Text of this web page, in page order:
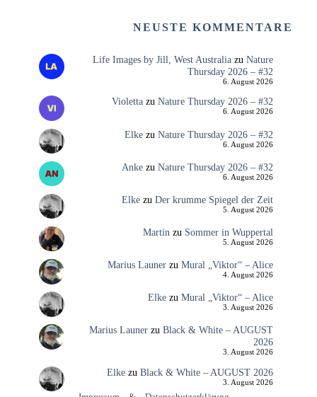
NEUSTE KOMMENTARE
Life Images by Jill, West Australiazu Nature
Thursday 2026 – #32
6. August 2026
Violettazu Nature Thursday 2026 – #32
6. August 2026
Elkezu Nature Thursday 2026 – #32
6. August 2026
Ankezu Nature Thursday 2026 – #32
6. August 2026
Elkezu Der krumme Spiegel der Zeit
5. August 2026
Martin zu Sommer in Wuppertal
5. August 2026
Marius Launerzu Mural „Viktor“ – Alice
4. August 2026
Elkezu Mural „Viktor“ – Alice
3. August 2026
Marius Launerzu Black & White – AUGUST
2026
3. August 2026
Elkezu Black & White – AUGUST 2026
3. August 2026